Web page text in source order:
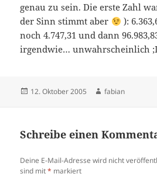
genau zu sein. Die erste Zahl
der Sinn stimmt aber
):
noch 4.747,31 und dann
irgendwie… unwahrscheinlich
Veröffentlicht
12. Oktober 2005 Autor
fabian
Schreibe einen
Deine E-Mail-Adresse wird nicht
sind mit* markiert